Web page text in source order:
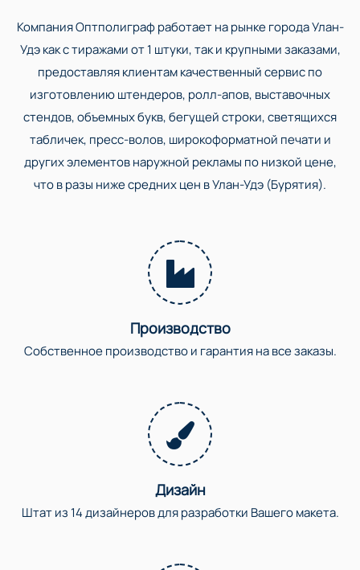
Компания Оптполиграф работает на рынке города Улан-
Удэ как с тиражами от 1 штуки, так и крупными заказами,
предоставляя клиентам качественный сервис по
изготовлению штендеров, ролл-апов, выставочных
стендов, объемных букв, бегущей строки, светящихся
табличек, пресс-волов, широкоформатной печати и
других элементов наружной рекламы по низкой цене,
что в разы ниже средних цен в Улан-Удэ (Бурятия).
Производство
Собственное производство и гарантия на все заказы.
Дизайн
Штат из 14 дизайнеров для разработки Вашего макета.